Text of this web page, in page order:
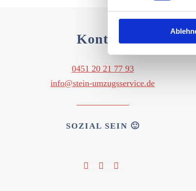
Kontakt
0451 20 21 77 93
info@stein-umzugsservice.de
SOZIAL SEIN 🙂